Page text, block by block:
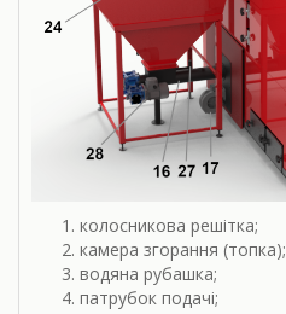
колосникова решітка;
камера згорання (топка);
водяна рубашка;
патрубок подачі;